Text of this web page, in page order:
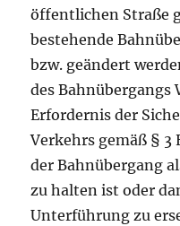
öffentlichen Straße
bestehende
bzw. geändert
des Bahnübergangs
Erfordernis der
Verkehrs gemäß § 3
der Bahnübergang
zu halten ist oder
Unterführung zu